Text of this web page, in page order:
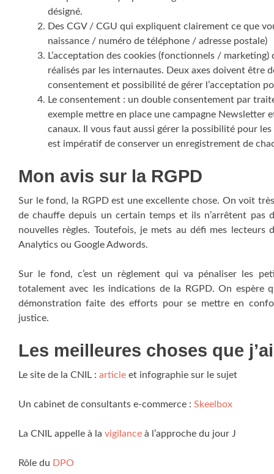
désigné.
Des CGV / CGU qui expliquent clairement ce que
naissance / numéro de téléphone / adresse postale)
L’acceptation des cookies (fonctionnels /
réalisés par les internautes. Deux axes doivent être
consentement et possibilité de gérer l’acceptation
Le consentement : un double consentement par
exemple mettre en place une campagne Newsletter
canaux. Il vous faut aussi gérer la possibilité pour
est impératif de conserver un enregistrement de
Mon avis sur la RGPD
Sur le fond, la RGPD est une excellente chose. On voit
de chauffe depuis un certain temps et ils n’arrêtent
nouvelles règles. Toutefois, je mets au défi mes lecteurs
Analytics ou Google Adwords.
Sur le fond, c’est un règlement qui va pénaliser les
totalement avec les indications de la RGPD. On
démonstration faite des efforts pour se mettre en
justice.
Les meilleures choses que
Le site de la CNIL : article et infographie sur le sujet
Un cabinet de consultants e-commerce : Skeelbox
La CNIL appelle à la vigilance à l’approche du jour J
Rôle du DPO